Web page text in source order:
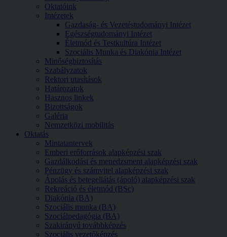
Oktatóink
Intézetek
Gazdaság- és Vezetéstudományi Intézet
Egészségtudományi Intézet
Életmód és Testkultúra Intézet
Szociális Munka és Diakónia Intézet
Minőségbiztosítás
Szabályzatok
Rektori utasítások
Határozatok
Hasznos linkek
Bizottságok
Galéria
Nemzetközi mobilitás
Oktatás
Mintatantervek
Emberi erőforrások alapképzési szak
Gazdálkodási és menedzsment alapképzési szak
Pénzügy és számvitel alapképzési szak
Ápolás és betegellátás (ápoló) alapképzési szak
Rekreáció és életmód (BSc)
Diakónia (BA)
Szociális munka (BA)
Szociálpedagógia (BA)
Szakirányú továbbképzés
Szociális vezetőképzés